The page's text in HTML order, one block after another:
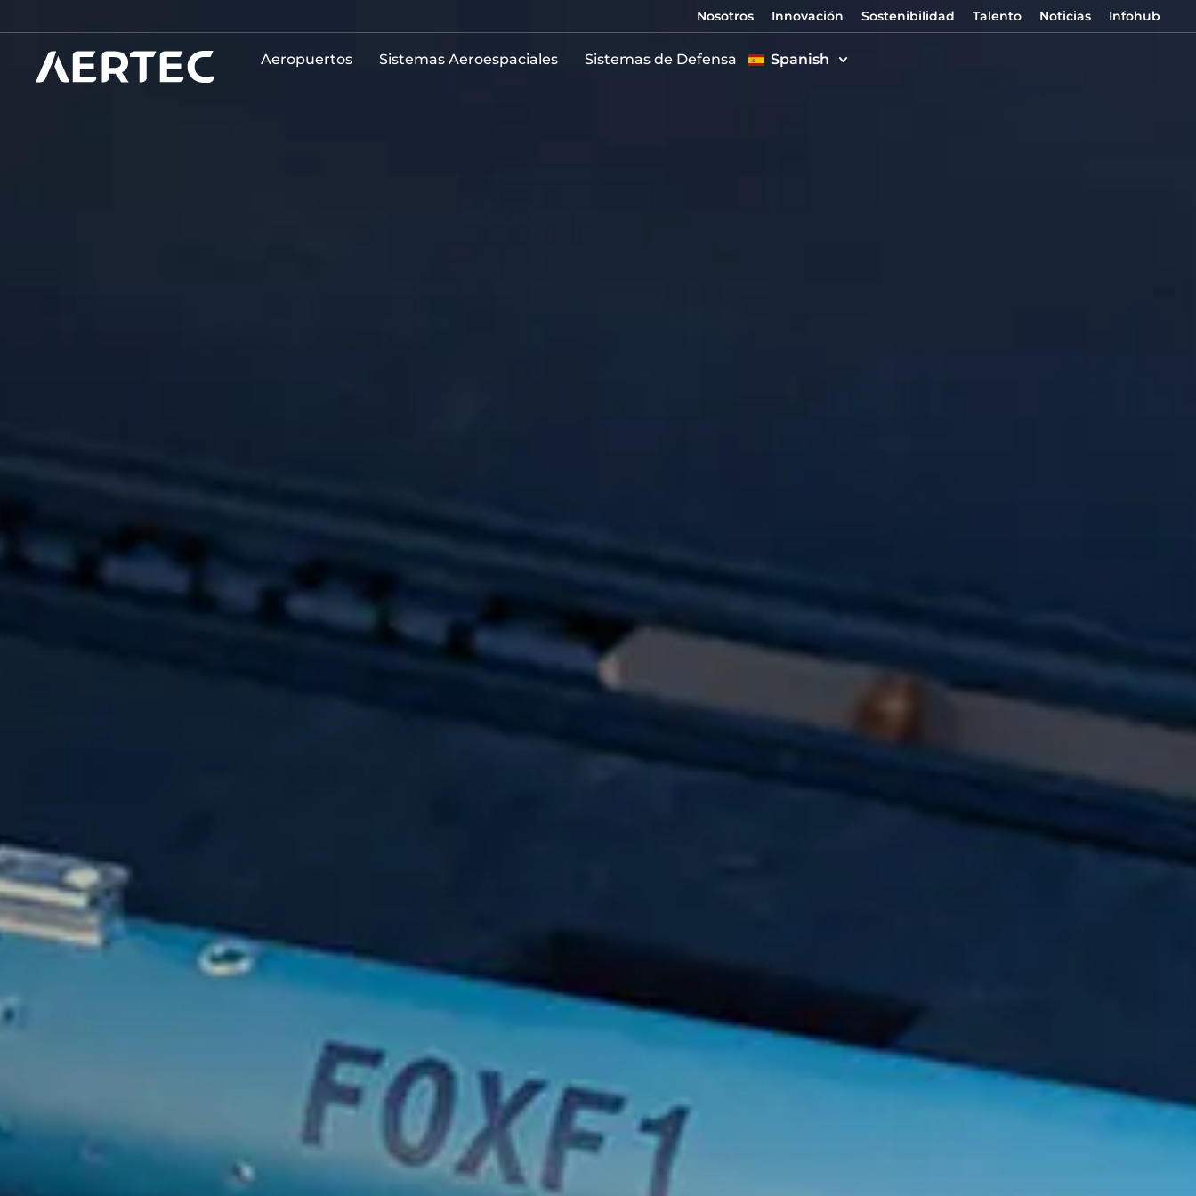
Nosotros Innovación Sostenibilidad Talento Noticias Infohub
Aeropuertos Sistemas Aeroespaciales Sistemas de Defensa Spanish